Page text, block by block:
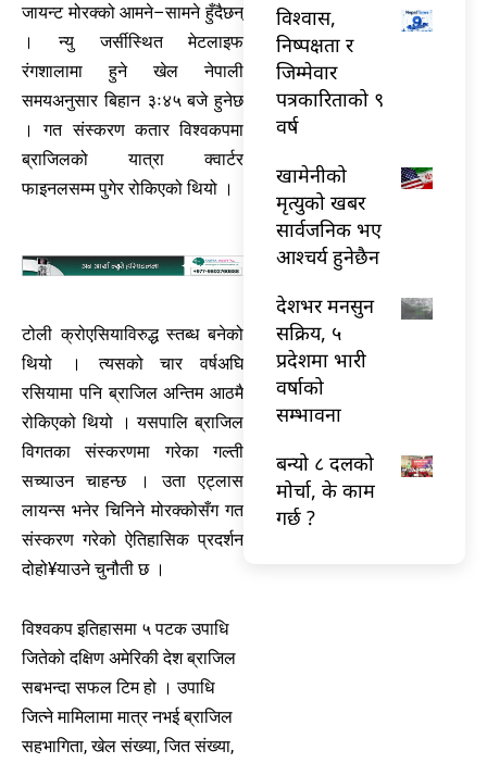
जायन्ट मोरक्को आमने–सामने हुँदैछन्
। न्यु जर्सीस्थित मेटलाइफ
रंगशालामा हुने खेल नेपाली
समयअनुसार बिहान ३ः४५ बजे हुनेछ
। गत संस्करण कतार विश्वकपमा
ब्राजिलको यात्रा क्वार्टर
फाइनलसम्म पुगेर रोकिएको थियो ।
टोली क्रोएसियाविरुद्ध स्तब्ध बनेको
थियो । त्यसको चार वर्षअघि
रसियामा पनि ब्राजिल अन्तिम आठमै
रोकिएको थियो । यसपालि ब्राजिल
विगतका संस्करणमा गरेका गल्ती
सच्याउन चाहन्छ । उता एट्लास
लायन्स भनेर चिनिने मोरक्कोसँग गत
संस्करण गरेको ऐतिहासिक प्रदर्शन
दोहो¥याउने चुनौती छ ।
विश्वकप इतिहासमा ५ पटक उपाधि
जितेको दक्षिण अमेरिकी देश ब्राजिल
सबभन्दा सफल टिम हो । उपाधि
जित्ने मामिलामा मात्र नभई ब्राजिल
सहभागिता, खेल संख्या, जित संख्या,
विश्वास,
निष्पक्षता र
जिम्मेवार
पत्रकारिताको ९
वर्ष
खामेनीको
मृत्युको खबर
सार्वजनिक भए
आश्चर्य हुनेछैन
देशभर मनसुन
सक्रिय, ५
प्रदेशमा भारी
वर्षाको
सम्भावना
बन्यो ८ दलको
मोर्चा, के काम
गर्छ ?